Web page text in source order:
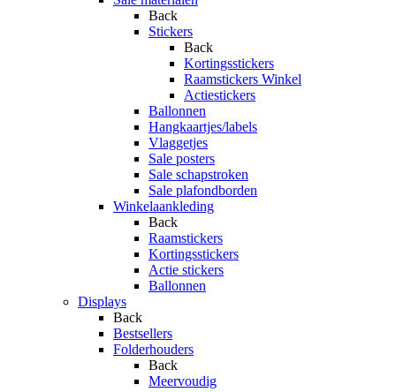
Back
Stickers
Back
Kortingsstickers
Raamstickers Winkel
Actiestickers
Ballonnen
Hangkaartjes/labels
Vlaggetjes
Sale posters
Sale schapstroken
Sale plafondborden
Winkelaankleding
Back
Raamstickers
Kortingsstickers
Actie stickers
Ballonnen
Displays
Back
Bestsellers
Folderhouders
Back
Meervoudig